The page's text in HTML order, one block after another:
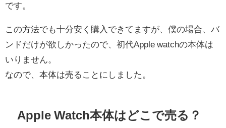
です。
この方法でも十分安く購入できてますが、僕の場合、バ
ンドだけが欲しかったので、初代Apple watchの本体は
いりません。
なので、本体は売ることにしました。
Apple Watch本体はどこで売る？